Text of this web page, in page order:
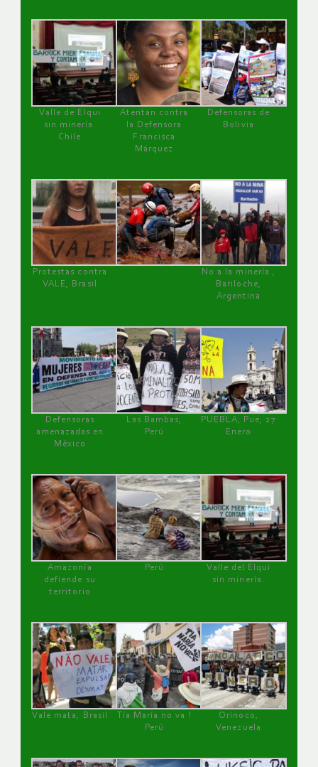
Valle de Elqui
sin minería.
Chile
Atentan contra
la Defensora
Francisca
Márquez
Defensoras de
Bolivia
Protestas contra
VALE, Brasil
No a la minería ,
Bariloche,
Argentina
Defensoras
amenazadas en
México
Las Bambas,
Perú
PUEBLA, Pue, 27
Enero
Amazonía
defiende su
territorio
Perú
Valle del Elqui
sin minería.
Vale mata, Brasil
Tía María no va !
Perú
Orinoco,
Venezuela